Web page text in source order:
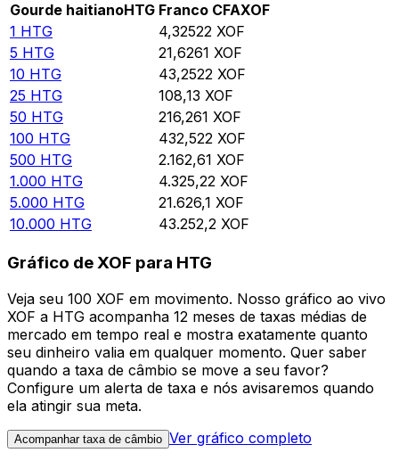
Gourde haitianoHTG Franco CFAXOF
1 HTG 4,32522 XOF
5 HTG 21,6261 XOF
10 HTG 43,2522 XOF
25 HTG 108,13 XOF
50 HTG 216,261 XOF
100 HTG 432,522 XOF
500 HTG 2.162,61 XOF
1.000 HTG 4.325,22 XOF
5.000 HTG 21.626,1 XOF
10.000 HTG 43.252,2 XOF
Gráfico de XOF para HTG
Veja seu 100 XOF em movimento. Nosso gráfico ao vivo
XOF a HTG acompanha 12 meses de taxas médias de
mercado em tempo real e mostra exatamente quanto
seu dinheiro valia em qualquer momento. Quer saber
quando a taxa de câmbio se move a seu favor?
Configure um alerta de taxa e nós avisaremos quando
ela atingir sua meta.
Acompanhar taxa de câmbio Ver gráfico completo